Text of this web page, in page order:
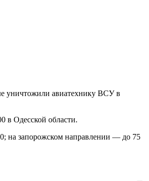
уничтожили авиатехнику ВСУ в
в Одесской области.
на запорожском направлении — до 75